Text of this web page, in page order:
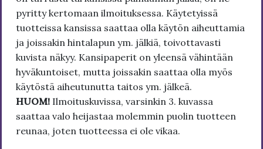
pyritty kertomaan ilmoituksessa. Käytetyissä
tuotteissa kansissa saattaa olla käytön aiheuttamia
ja joissakin hintalapun ym. jälkiä, toivottavasti
kuvista näkyy. Kansipaperit on yleensä vähintään
hyväkuntoiset, mutta joissakin saattaa olla myös
käytöstä aiheutunutta taitos ym. jälkeä.
HUOM! Ilmoituskuvissa, varsinkin 3. kuvassa
saattaa valo heijastaa molemmin puolin tuotteen
reunaa, joten tuotteessa ei ole vikaa.